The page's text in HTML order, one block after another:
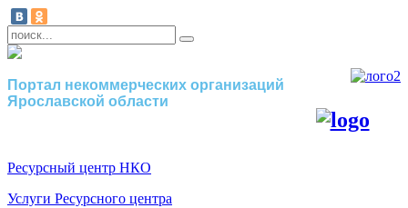
Портал некоммерческих организаций
Ярославской области
Ресурсный центр НКО
Услуги Ресурсного центра